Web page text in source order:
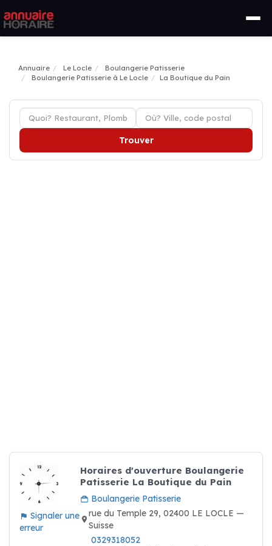
Annuaire Le Locle
Boulangerie Patisserie
Boulangerie Patisserie à Le Locle
La Boutique du Pain
Trouver
Signaler une
erreur
Horaires d'ouverture Boulangerie
Patisserie La Boutique du Pain
Boulangerie Patisserie
rue du Temple 29, 02400 LE LOCLE —
Suisse
0329318052